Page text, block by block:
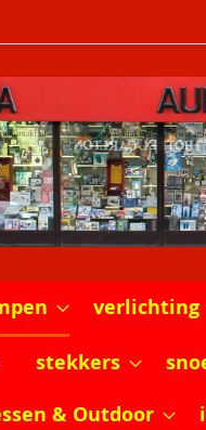
verlichting
stekkers
& Outdoor